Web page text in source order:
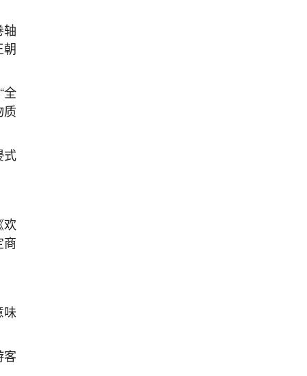
轴
朝
全
质
式
欢
商
味
客